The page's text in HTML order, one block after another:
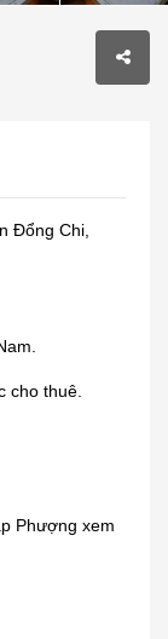
Đổng Chi,
cho thuê.
Phượng xem